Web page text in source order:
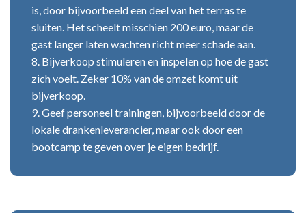
is, door bijvoorbeeld een deel van het terras te
sluiten. Het scheelt misschien 200 euro, maar de
gast langer laten wachten richt meer schade aan.
8. Bijverkoop stimuleren en inspelen op hoe de gast
zich voelt. Zeker 10% van de omzet komt uit
bijverkoop.
9. Geef personeel trainingen, bijvoorbeeld door de
lokale drankenleverancier, maar ook door een
bootcamp te geven over je eigen bedrijf.